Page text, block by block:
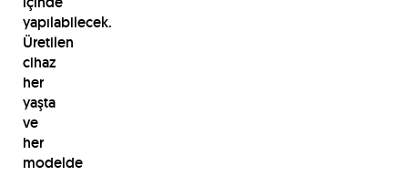
yapılabilecek.
Üretilen
cihaz
her
yaşta
ve
her
modelde